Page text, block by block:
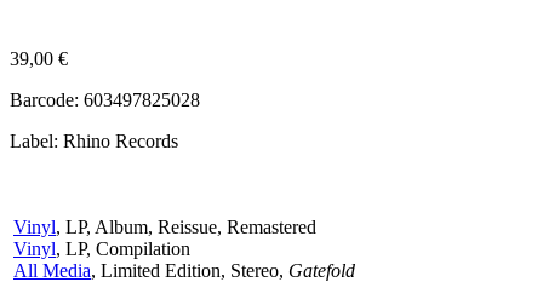
39,00 €
Barcode: 603497825028
Label: Rhino Records
Vinyl, LP, Album, Reissue, Remastered
Vinyl, LP, Compilation
All Media, Limited Edition, Stereo, Gatefold